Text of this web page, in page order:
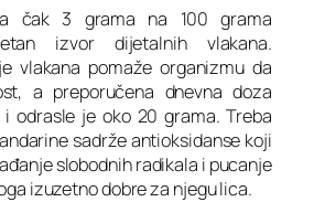
čak 3 grama na 100 grama
izvor dijetalnih vlakana.
vlakana pomaže organizmu da
a preporučena dnevna doza
odrasle je oko 20 grama. Treba
sadrže antioksidanse koji
slobodnih radikala i pucanje
izuzetno dobre za njegu lica.